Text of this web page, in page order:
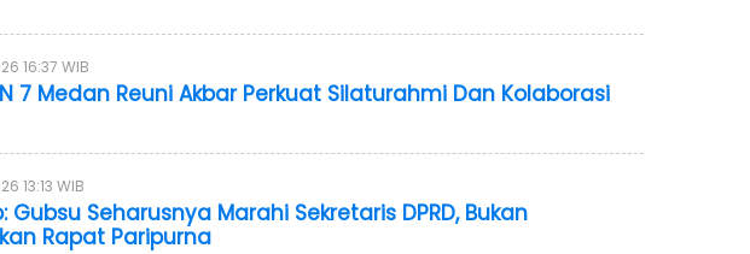
16:37 WIB
7 Medan Reuni Akbar Perkuat Silaturahmi Dan Kolaborasi
13:13 WIB
Gubsu Seharusnya Marahi Sekretaris DPRD, Bukan
Rapat Paripurna